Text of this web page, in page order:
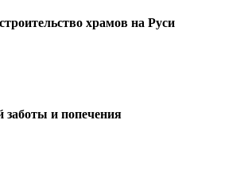
храмов на Руси
заботы и попечения